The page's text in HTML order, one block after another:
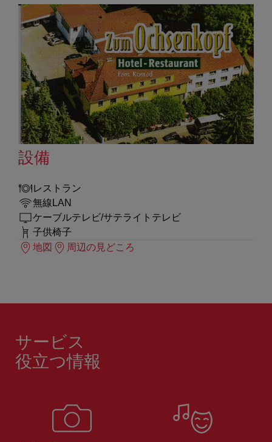
設備
レストラン
無線LAN
ケーブルテレビ/サテライトテレビ
子供椅子
地図
周辺の見どころ
サービス
役立つ情報